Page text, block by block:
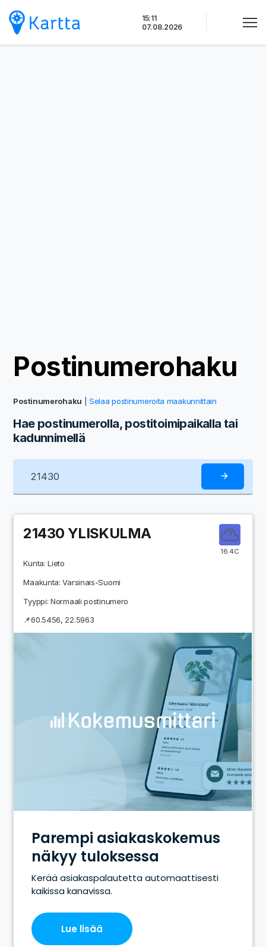
sisältöön
15:11
07.08.2026
Postinumerohaku
Postinumerohaku |Selaa postinumeroita maakunnittain
Hae postinumerolla, postitoimipaikalla tai
kadunnimellä
16.4C
21430 YLISKULMA
Kunta:Lieto
Maakunta:Varsinais-Suomi
Tyyppi: Normaali postinumero
📌60.5456,22.5963